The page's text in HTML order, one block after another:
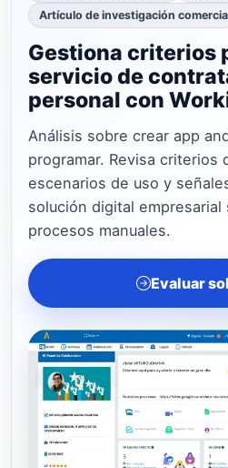
Artículo de investigación
Gestiona criterios
servicio de
personal con
Análisis sobre crear app
programar. Revisa criterios
escenarios de uso y
solución digital
procesos manuales.
Evaluar